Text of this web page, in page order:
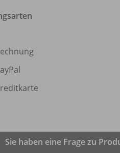
Sie haben eine Frage zu